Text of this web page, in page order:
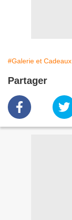
#Galerie et Cadeaux
Partager